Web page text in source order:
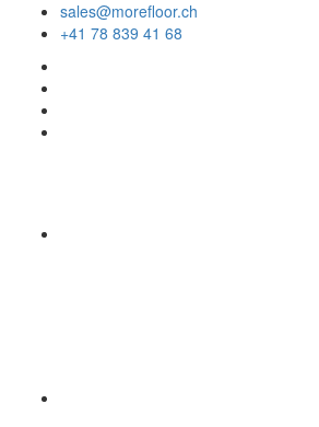
sales@morefloor.ch
+41 78 839 41 68